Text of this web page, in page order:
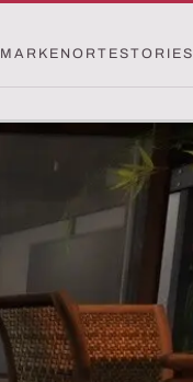
MARKENORTESTORIES